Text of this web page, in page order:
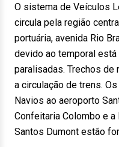
O sistema de Veículos
circula pela região
portuária, avenida Rio
devido ao temporal
paralisadas. Trechos de
a circulação de trens.
Navios ao aeroporto
Confeitaria Colombo e
Santos Dumont estão